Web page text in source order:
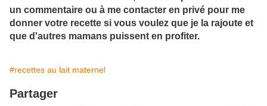
un commentaire ou à me contacter en privé pour me
donner votre recette si vous voulez que je la rajoute et
que d'autres mamans puissent en profiter.
#recettes au lait maternel
Partager